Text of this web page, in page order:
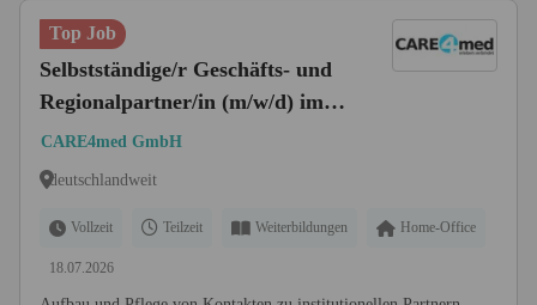
Top Job
Selbstständige/r Geschäfts- und
Regionalpartner/in (m/w/d) im
Zukunftsmarkt
Seniorenbetreuung zu Hause
CARE4med GmbH
deutschlandweit
Vollzeit Teilzeit Weiterbildungen Home-Office
18.07.2026